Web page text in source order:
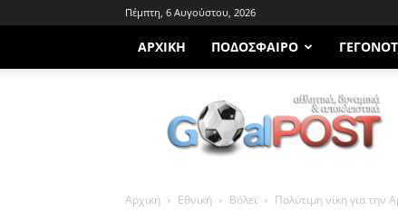
Πέμπτη, 6 Αυγούστου, 2026
ΑΡΧΙΚΗ ΠΟΔΌΣΦΑΙΡΟ
Goalpost.gr
Αρχική Εθνική Βόλεϊ Πολύτιμη νίκη για την